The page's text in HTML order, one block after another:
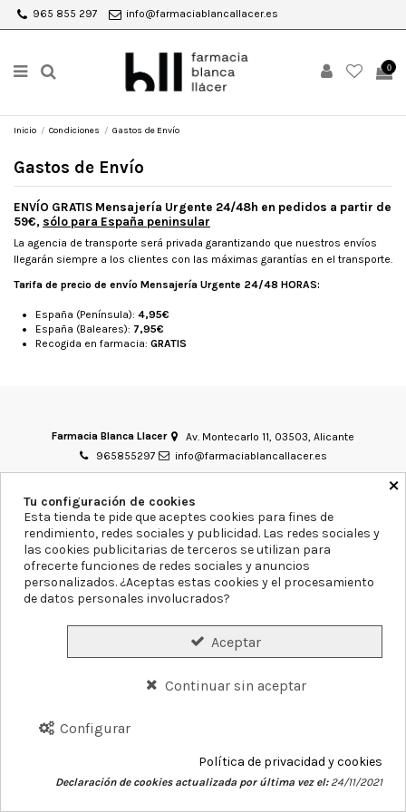
965 855 297 info@farmaciablancallacer.es
0
Inicio Condiciones Gastos de Envío
Gastos de Envío
ENVÍO GRATIS Mensajería Urgente 24/48h en pedidos a partir de
59€, sólo para España peninsular
La agencia de transporte será privada garantizando que nuestros envíos
llegarán siempre a los clientes con las máximas garantías en el transporte.
Tarifa de precio de envío Mensajería Urgente 24/48 HORAS:
España (Península): 4,95€
España (Baleares): 7,95€
Recogida en farmacia: GRATIS
Farmacia Blanca Llacer
Av. Montecarlo 11, 03503, Alicante
965855297
info@farmaciablancallacer.es
Aviso legal Política de Privacidad
Declaración de accesibilidad
Mapa del sitio
Formas de Pago Gastos de Envío
Precios y Disponibilidad
Plazos de Entrega
Garantías y Devoluciones
Conócenos Servicios Blog Contacto
©
×
Tu configuración de cookies
Esta tienda te pide que aceptes cookies para fines de
rendimiento, redes sociales y publicidad. Las redes sociales y
las cookies publicitarias de terceros se utilizan para
ofrecerte funciones de redes sociales y anuncios
personalizados. ¿Aceptas estas cookies y el procesamiento
de datos personales involucrados?
Aceptar
Continuar sin aceptar
Configurar
Política de privacidad y cookies
Declaración de cookies actualizada por última vez el:24/11/2021